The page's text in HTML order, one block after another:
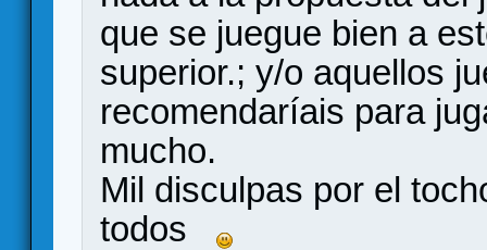
que se juegue bien a
superior.; y/o aquellos
recomendaríais para
mucho.
Mil disculpas por el
todos